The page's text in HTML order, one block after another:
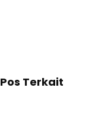
Pos Terkait